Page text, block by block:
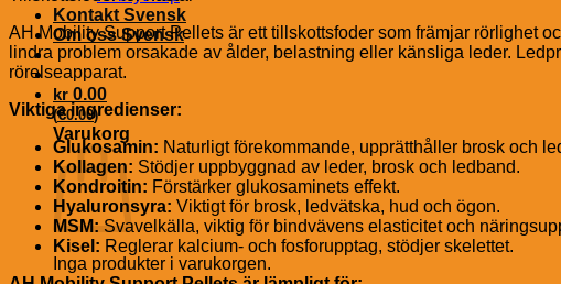
Kontakt Svensk
Om oss Svensk
kr 0.00
(€0.00)
Varukorg
Inga produkter i varukorgen.
AH Mobility Support Pellets är ett tillskottsfoder som främjar rörlighet
lindra problem orsakade av ålder, belastning eller känsliga leder.
rörelseapparat.
Viktiga ingredienser:
Glukosamin: Naturligt förekommande, upprätthåller brosk och
Kollagen: Stödjer uppbyggnad av leder, brosk och ledband.
Kondroitin: Förstärker glukosaminets effekt.
Hyaluronsyra: Viktigt för brosk, ledvätska, hud och ögon.
MSM:Svavelkälla, viktig för bindvävens elasticitet och
Kisel: Reglerar kalcium- och fosforupptag, stödjer skelettet.